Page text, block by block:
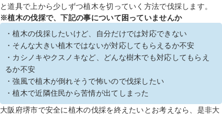
と道具で上から少しずつ植木を切っていく方法で伐採します。
※植木の伐採で、下記の事について困っていませんか
・植木の伐採したいけど、自分だけでは対応できない
・そんな大きい植木ではないが対応してもらえるか不安
・カシノキやクスノキなど、どんな樹木でも対応してもらえ
るか不安
・強風で植木が倒れそうで怖いので伐採したい
・植木で近隣住民から苦情が出てしまった
大阪府堺市で安全に植木の伐採を終えたいとお考えなら、是非大